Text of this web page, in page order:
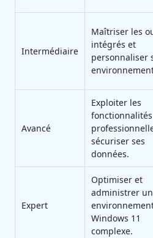
Intermédiaire
Maîtriser les
intégrés et
personnaliser
Avancé
Exploiter les
fonctionnalités
sécuriser ses
données.
Expert
Optimiser et
administrer un
Windows 11
complexe.